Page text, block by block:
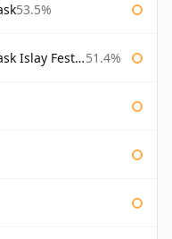
53.5%
Festival 2004 51.4%